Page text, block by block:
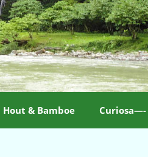
Hout & Bamboe Curiosa—-